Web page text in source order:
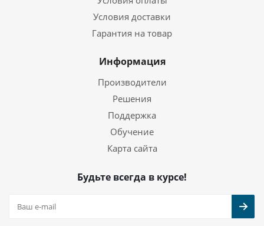
Условия доставки
Гарантия на товар
Информация
Производители
Решения
Поддержка
Обучение
Карта сайта
Будьте всегда в курсе!